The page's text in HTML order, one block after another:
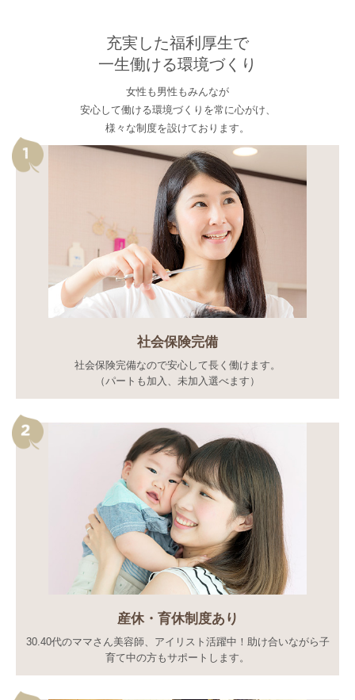
充実した福利厚生で
一生働ける環境づくり
女性も男性もみんなが
安心して働ける環境づくりを常に心がけ、
様々な制度を設けております。
社会保険完備
社会保険完備なので安心して長く働けます。
（パートも加入、未加入選べます）
産休・育休制度あり
30.40代のママさん美容師、アイリスト活躍中！助け合いながら子
育て中の方もサポートします。